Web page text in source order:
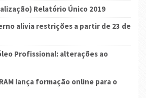
Relatório Único 2019
alivia restrições a partir de 23 de
Profissional: alterações ao
lança formação online para o